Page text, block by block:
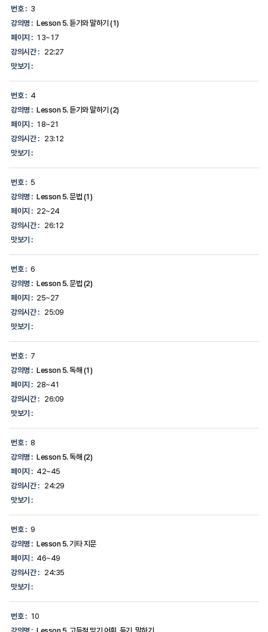
다.
번호 : 3
강의명 : Lesson 5. 듣기와 말하기 (1)
페이지 : 13~17
강의시간 :
22:27
맛보기 :
번호 : 4
강의명 : Lesson 5. 듣기와 말하기 (2)
페이지 : 18~21
강의시간 :
23:12
맛보기 :
번호 : 5
강의명 : Lesson 5. 문법 (1)
페이지 : 22~24
강의시간 :
26:12
맛보기 :
번호 : 6
강의명 : Lesson 5. 문법 (2)
페이지 : 25~27
강의시간 :
25:09
맛보기 :
번호 : 7
강의명 : Lesson 5. 독해 (1)
페이지 : 28~41
강의시간 :
26:09
맛보기 :
번호 : 8
강의명 : Lesson 5. 독해 (2)
페이지 : 42~45
강의시간 :
24:29
맛보기 :
번호 : 9
강의명 : Lesson 5. 기타 지문
페이지 : 46~49
강의시간 :
24:35
맛보기 :
번호 : 10